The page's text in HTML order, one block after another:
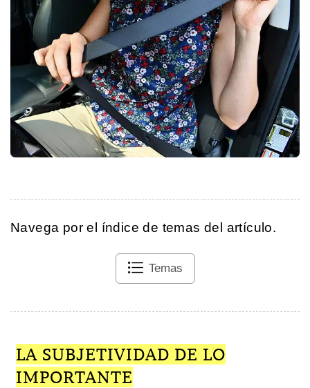
Navega por el índice de temas del artículo.
Temas
LA SUBJETIVIDAD DE LO
IMPORTANTE